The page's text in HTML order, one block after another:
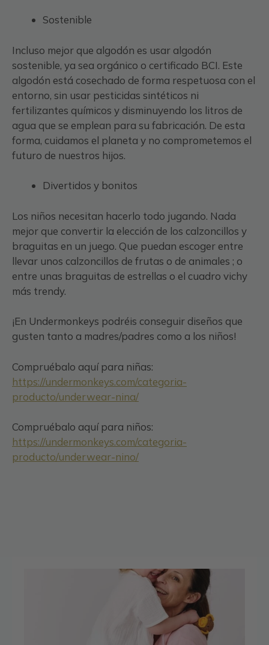
Sostenible
Incluso mejor que algodón es usar algodón
sostenible, ya sea orgánico o certificado BCI. Este
algodón está cosechado de forma respetuosa con el
entorno, sin usar pesticidas sintéticos ni
fertilizantes químicos y disminuyendo los litros de
agua que se emplean para su fabricación. De esta
forma, cuidamos el planeta y no comprometemos el
futuro de nuestros hijos.
Divertidos y bonitos
Los niños necesitan hacerlo todo jugando. Nada
mejor que convertir la elección de los calzoncillos y
braguitas en un juego. Que puedan escoger entre
llevar unos calzoncillos de frutas o de animales ; o
entre unas braguitas de estrellas o el cuadro vichy
más trendy.
¡En Undermonkeys podréis conseguir diseños que
gusten tanto a madres/padres como a los niños!
Compruébalo aquí para niñas:
https://undermonkeys.com/categoria-
producto/underwear-nina/
Compruébalo aquí para niños:
https://undermonkeys.com/categoria-
producto/underwear-nino/